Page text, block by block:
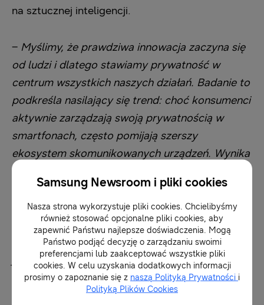
na sztucznej inteligencji.
– Myślimy, że prawdziwa innowacja zaczyna się
od ludzi i dlatego stawiamy prywatność w
centrum wszystkich naszych działań. Badanie to
podkreśla nasilający się trend: choć konsumenci
aktywnie zarządzają swoją prywatnością w
smartfonach, często pomijają szerszy
ekosystem skomunikowanych urządzeń. Wynika
to również z wahania przed pełnym otwarciem
się na doświadczenia wnoszone przez AI, czego
istotnym powodem jest niepewność co do
wykorzystania danych.Jako zwolennicy
tworzenia produktów, w których prywatność
jest fundamentem, staramy się zdobywać
zaufanie konsumentów, stawiając na
transparentność, możliwość wyboru i
Samsung Newsroom i pliki cookies
Nasza strona wykorzystuje pliki cookies. Chcielibyśmy
również stosować opcjonalne pliki cookies, aby
zapewnić Państwu najlepsze doświadczenia. Mogą
Państwo podjąć decyzję o zarządzaniu swoimi
preferencjami lub zaakceptować wszystkie pliki
cookies. W celu uzyskania dodatkowych informacji
prosimy o zapoznanie się z naszą Polityką Prywatności i
Polityką Plików Cookies